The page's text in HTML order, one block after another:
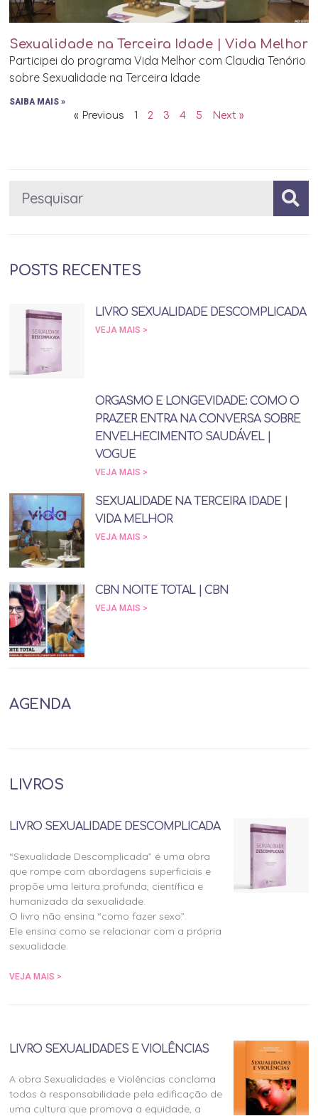
Sexualidade na Terceira Idade | Vida Melhor
Participei do programa Vida Melhor com Claudia Tenório
sobre Sexualidade na Terceira Idade
SAIBA MAIS »
« Previous 1 2 3 4 5 Next »
POSTS RECENTES
LIVRO SEXUALIDADE DESCOMPLICADA
VEJA MAIS >
ORGASMO E LONGEVIDADE: COMO O
PRAZER ENTRA NA CONVERSA SOBRE
ENVELHECIMENTO SAUDÁVEL |
VOGUE
VEJA MAIS >
SEXUALIDADE NA TERCEIRA IDADE |
VIDA MELHOR
VEJA MAIS >
CBN NOITE TOTAL | CBN
VEJA MAIS >
AGENDA
LIVROS
LIVRO SEXUALIDADE DESCOMPLICADA
“Sexualidade Descomplicada” é uma obra
que rompe com abordagens superficiais e
propõe uma leitura profunda, científica e
humanizada da sexualidade.
O livro não ensina “como fazer sexo”.
Ele ensina como se relacionar com a própria
sexualidade.
VEJA MAIS >
LIVRO SEXUALIDADES E VIOLÊNCIAS
A obra Sexualidades e Violências conclama
todos à responsabilidade pela edificação de
uma cultura que promova a equidade, a